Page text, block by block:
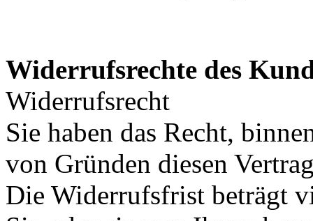
Widerrufsrechte des
Widerrufsrecht
Sie haben das Recht,
von Gründen diesen
Die Widerrufsfrist beträgt